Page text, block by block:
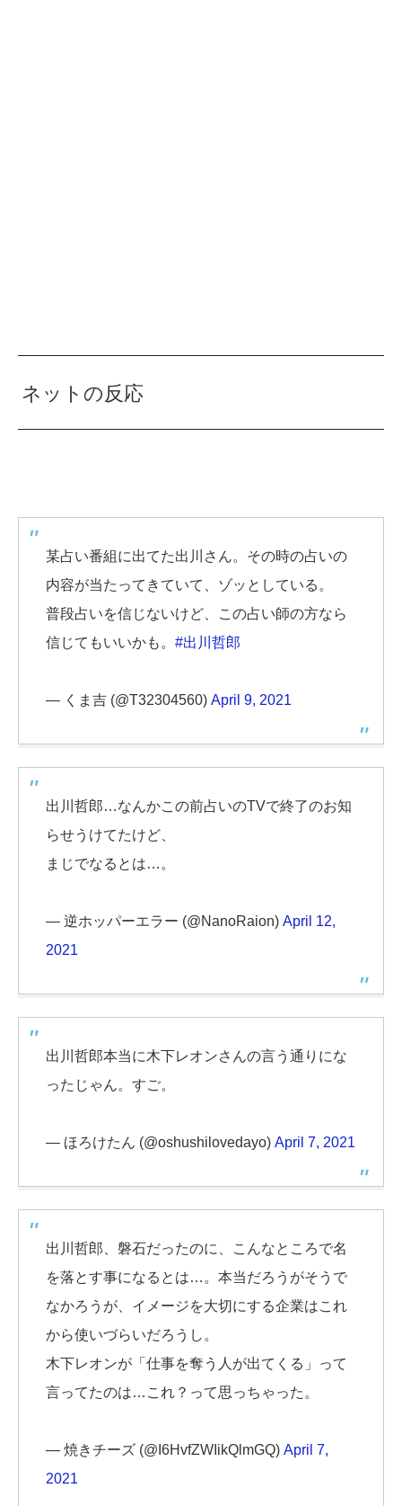
ネットの反応
某占い番組に出てた出川さん。その時の占いの
内容が当たってきていて、ゾッとしている。
普段占いを信じないけど、この占い師の方なら
信じてもいいかも。 #出川哲郎
— くま吉 (@T32304560) April 9, 2021
出川哲郎…なんかこの前占いのTVで終了のお知
らせうけてたけど、
まじでなるとは…。
— 逆ホッパーエラー (@NanoRaion) April 12,
2021
出川哲郎本当に木下レオンさんの言う通りにな
ったじゃん。すご。
— ほろけたん (@oshushilovedayo) April 7, 2021
出川哲郎、磐石だったのに、こんなところで名
を落とす事になるとは…。本当だろうがそうで
なかろうが、イメージを大切にする企業はこれ
から使いづらいだろうし。
木下レオンが「仕事を奪う人が出てくる」って
言ってたのは…これ？って思っちゃった。
— 焼きチーズ (@I6HvfZWIikQlmGQ) April 7,
2021